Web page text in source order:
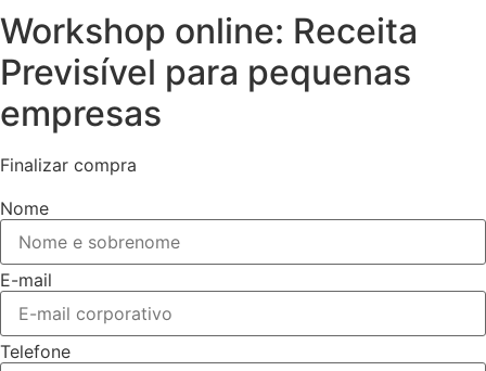
Workshop online: Receita
Previsível para pequenas
empresas
Finalizar compra
Nome
E-mail
Telefone